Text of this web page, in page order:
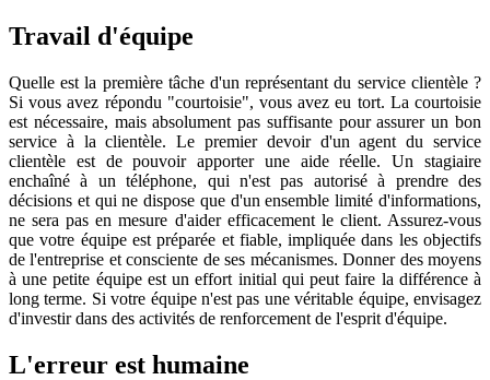
Travail d'équipe
Quelle est la première tâche d'un représentant du service clientèle ?
Si vous avez répondu "courtoisie", vous avez eu tort. La courtoisie
est nécessaire, mais absolument pas suffisante pour assurer un bon
service à la clientèle. Le premier devoir d'un agent du service
clientèle est de pouvoir apporter une aide réelle. Un stagiaire
enchaîné à un téléphone, qui n'est pas autorisé à prendre des
décisions et qui ne dispose que d'un ensemble limité d'informations,
ne sera pas en mesure d'aider efficacement le client. Assurez-vous
que votre équipe est préparée et fiable, impliquée dans les objectifs
de l'entreprise et consciente de ses mécanismes. Donner des moyens
à une petite équipe est un effort initial qui peut faire la différence à
long terme. Si votre équipe n'est pas une véritable équipe, envisagez
d'investir dans des activités de renforcement de l'esprit d'équipe.
L'erreur est humaine